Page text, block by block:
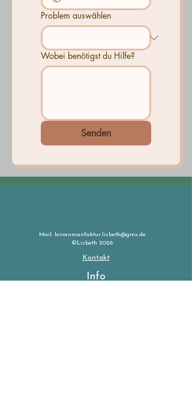
Problem auswählen
Wobei benötigst du Hilfe?
Senden
Mail: leinenmanfaktur.lisbeth@gmx.de
©Lisbeth 2026
Kontakt
Info